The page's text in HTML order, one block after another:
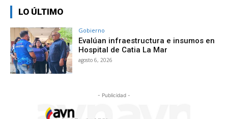
LO ÚLTIMO
Gobierno
Evalúan infraestructura e insumos en
Hospital de Catia La Mar
agosto 6, 2026
- Publicidad -